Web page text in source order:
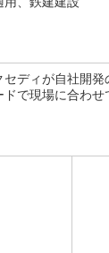
セディが自社開
ドで現場に合わ